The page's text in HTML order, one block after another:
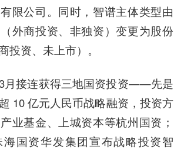
限公司。同时，智谱主体类型由
外商投资、非独资）变更为股份
投资、未上市）。
月接连获得三地国资投资——先是
10 亿元人民币战略融资，投资方
业基金、上城资本等杭州国资；
国资华发集团宣布战略投资智